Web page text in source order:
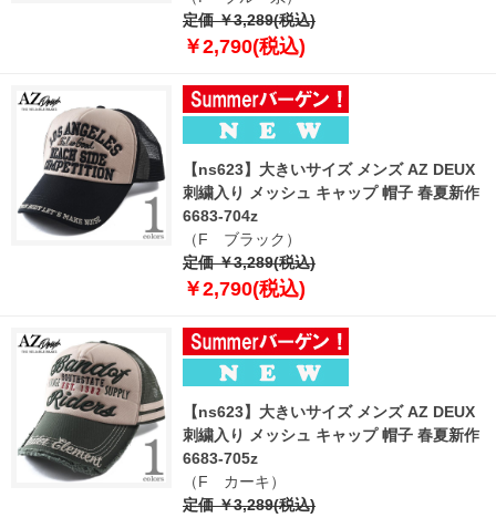
定価 ￥3,289(税込)
￥2,790(税込)
【ns623】大きいサイズ メンズ AZ DEUX
刺繍入り メッシュ キャップ 帽子 春夏新作
6683-704z
（F ブラック）
定価 ￥3,289(税込)
￥2,790(税込)
【ns623】大きいサイズ メンズ AZ DEUX
刺繍入り メッシュ キャップ 帽子 春夏新作
6683-705z
（F カーキ）
定価 ￥3,289(税込)